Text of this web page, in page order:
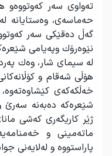
تەواوی سەر كەوتووەو
حەماسەی، وەستایانە
گەڵ دەقێكی سەر
نێوەرۆك وپەیامی
لە سیمای شار، وەك
هۆڵی شەقام و
خەڵكەكەی
شێعرەكە دەبەنە سەرێ
ژێر كاریگەری كەشی
ماتەمینی و
پاراستووە و لەلایەنی